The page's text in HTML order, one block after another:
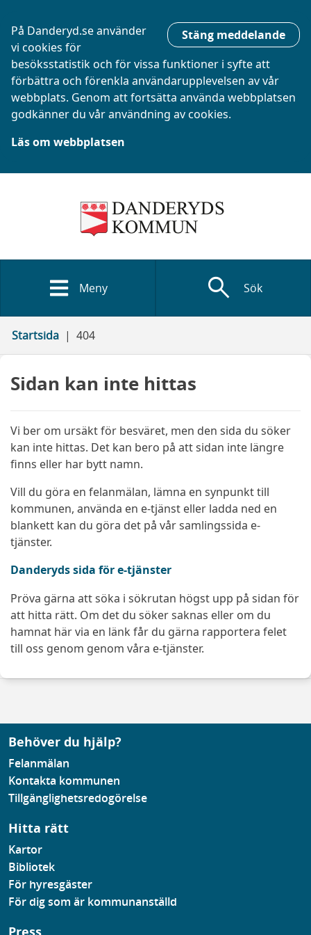
Stäng meddelande
På Danderyd.se använder
vi cookies för
besöksstatistik och för vissa funktioner i syfte att
förbättra och förenkla användarupplevelsen av vår
webbplats. Genom att fortsätta använda webbplatsen
godkänner du vår användning av cookies.
Läs om webbplatsen
Meny search Sök
Startsida 404
Sidan kan inte hittas
Vi ber om ursäkt för besväret, men den sida du söker
kan inte hittas. Det kan bero på att sidan inte längre
finns eller har bytt namn.
Vill du göra en felanmälan, lämna en synpunkt till
kommunen, använda en e-tjänst eller ladda ned en
blankett kan du göra det på vår samlingssida e-
tjänster.
Danderyds sida för e-tjänster
Pröva gärna att söka i sökrutan högst upp på sidan för
att hitta rätt. Om det du söker saknas eller om du
hamnat här via en länk får du gärna rapportera felet
till oss genom genom våra e-tjänster.
Behöver du hjälp?
Felanmälan
Kontakta kommunen
Tillgänglighetsredogörelse
Hitta rätt
Kartor
Bibliotek
För hyresgäster
För dig som är kommunanställd
Press